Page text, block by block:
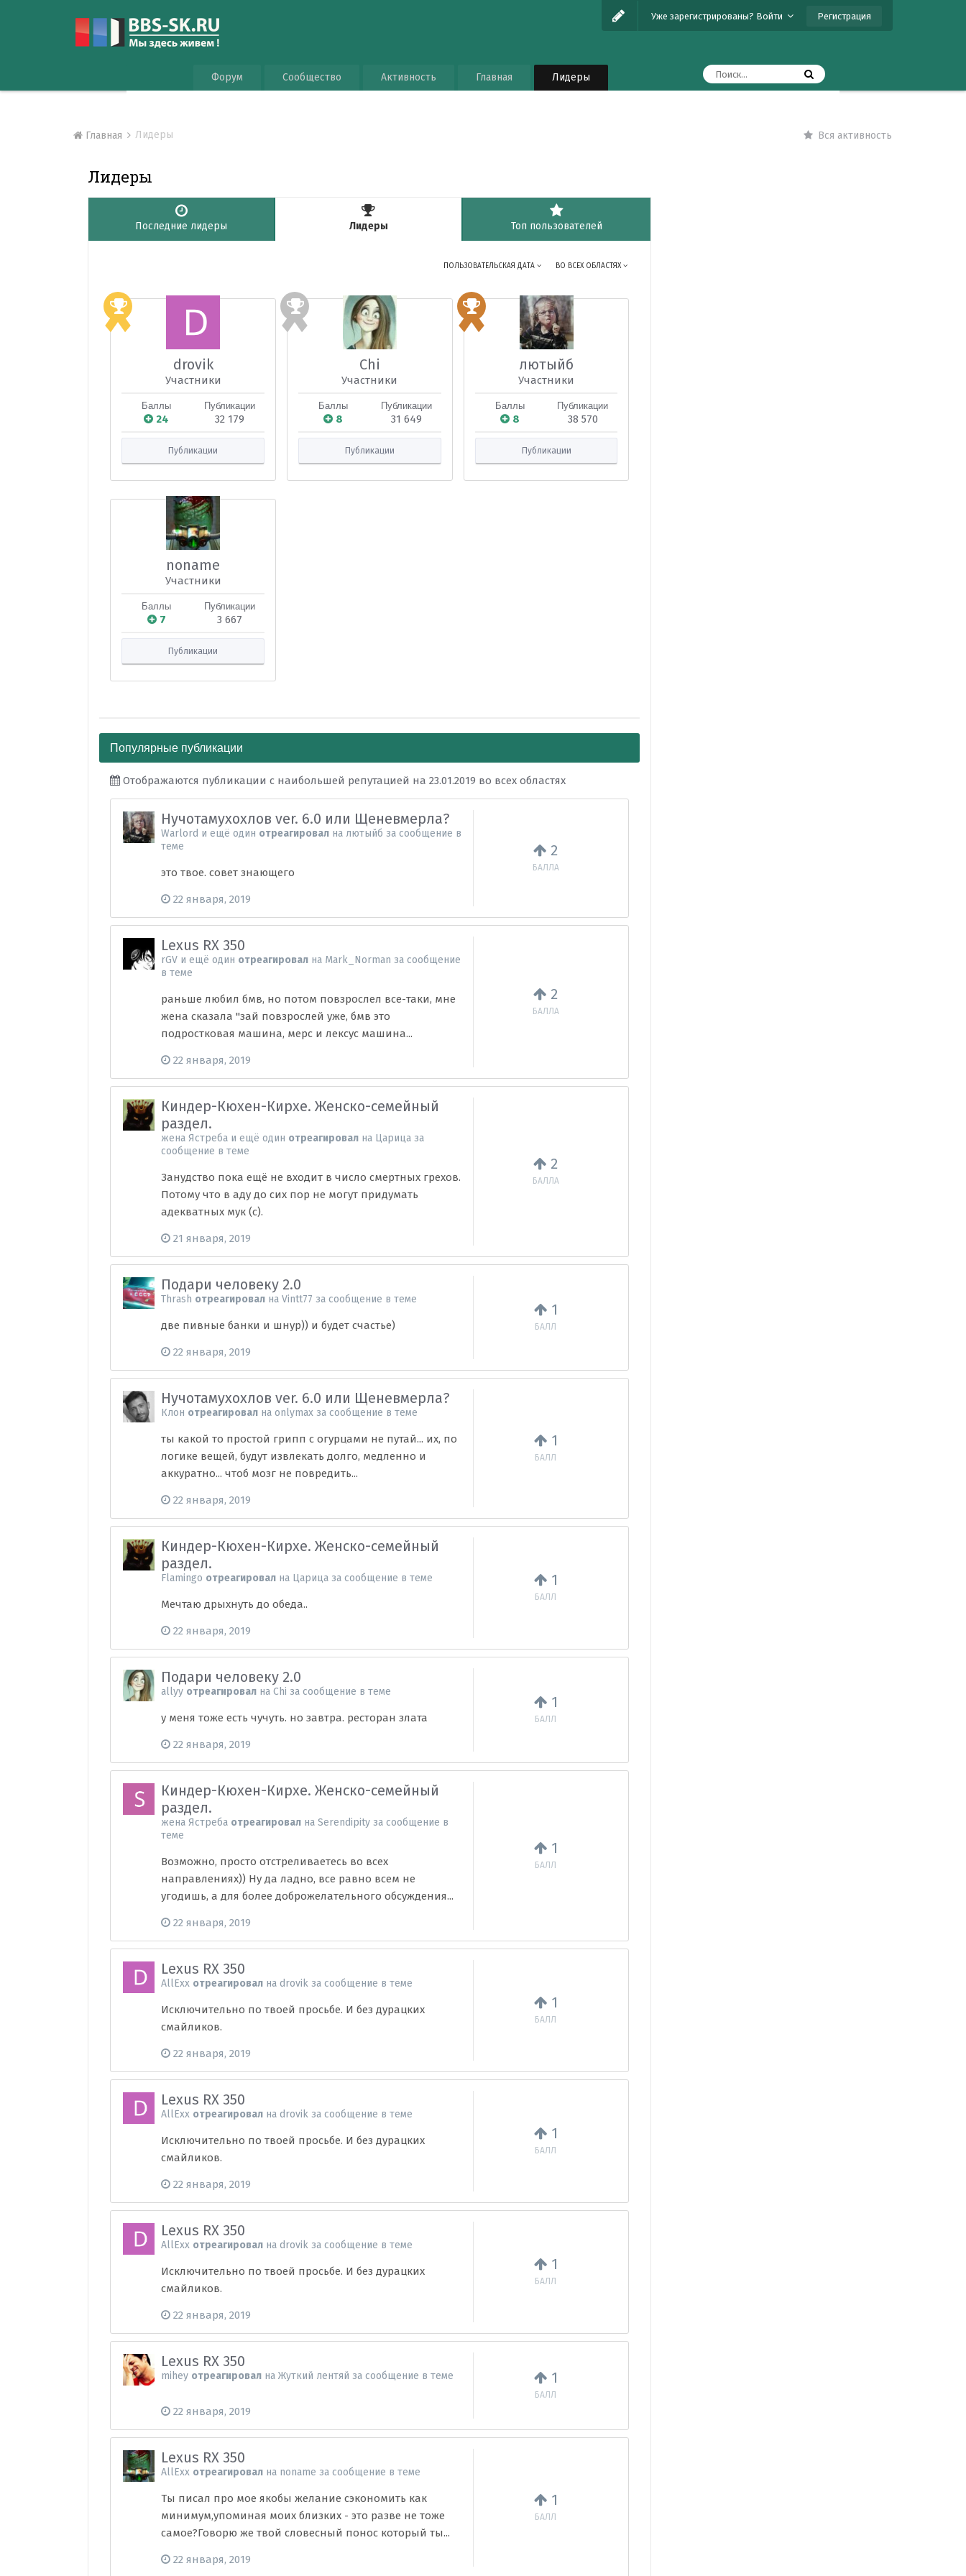
Уже зарегистрированы? Войти Регистрация
Форум Сообщество Активность Главная Лидеры
Вся активность
Главная Лидеры
Лидеры
Последние лидеры Лидеры Топ пользователей
ВО ВСЕХ ОБЛАСТЯХ
ПОЛЬЗОВАТЕЛЬСКАЯ ДАТА
drovik
Участники
Баллы
24
Публикации
32 179
Публикации
Chi
Участники
Баллы
8
Публикации
31 649
Публикации
лютыйб
Участники
Баллы
8
Публикации
38 570
Публикации
noname
Участники
Баллы
7
Публикации
3 667
Публикации
Популярные публикации
Отображаются публикации с наибольшей репутацией на 23.01.2019 во всех областях
2
БАЛЛА
Нучотамухохлов ver. 6.0 или Щеневмерла?
Warlord иещё один отреагировал на лютыйб за сообщение в
теме
это твое. совет знающего
22 января, 2019
2
БАЛЛА
Lexus RX 350
rGV иещё один отреагировал на Mark_Norman за сообщение
в теме
раньше любил бмв, но потом повзрослел все-таки, мне
жена сказала "зай повзрослей уже, бмв это
подростковая машина, мерс и лексус машина...
22 января, 2019
2
БАЛЛА
Киндер-Кюхен-Кирхе. Женско-семейный
раздел.
жена Ястреба иещё один отреагировал на Царица за
сообщение в теме
Занудство пока ещё не входит в число смертных грехов.
Потому что в аду до сих пор не могут придумать
адекватных мук (с).
21 января, 2019
1
БАЛЛ
Подари человеку 2.0
Thrash отреагировал наVintt77 за сообщение в теме
две пивные банки и шнур)) и будет счастье)
22 января, 2019
1
БАЛЛ
Нучотамухохлов ver. 6.0 или Щеневмерла?
Клон отреагировал наonlymax за сообщение в теме
ты какой то простой грипп с огурцами не путай... их, по
логике вещей, будут извлекать долго, медленно и
аккуратно... чтоб мозг не повредить...
22 января, 2019
1
БАЛЛ
Киндер-Кюхен-Кирхе. Женско-семейный
раздел.
Flamingo отреагировал на Царица за сообщение в теме
Мечтаю дрыхнуть до обеда..
22 января, 2019
1
БАЛЛ
Подари человеку 2.0
allyy отреагировал наChi за сообщение в теме
у меня тоже есть чучуть. но завтра. ресторан злата
22 января, 2019
1
БАЛЛ
Киндер-Кюхен-Кирхе. Женско-семейный
раздел.
жена Ястреба отреагировал наSerendipity за сообщение в
теме
Возможно, просто отстреливаетесь во всех
направлениях)) Ну да ладно, все равно всем не
угодишь, а для более доброжелательного обсуждения...
22 января, 2019
1
БАЛЛ
Lexus RX 350
AllExx отреагировал наdrovik за сообщение в теме
Исключительно по твоей просьбе. И без дурацких
смайликов.
22 января, 2019
1
БАЛЛ
Lexus RX 350
AllExx отреагировал наdrovik за сообщение в теме
Исключительно по твоей просьбе. И без дурацких
смайликов.
22 января, 2019
1
БАЛЛ
Lexus RX 350
AllExx отреагировал наdrovik за сообщение в теме
Исключительно по твоей просьбе. И без дурацких
смайликов.
22 января, 2019
1
БАЛЛ
Lexus RX 350
mihey отреагировал наЖуткий лентяй за сообщение в теме
22 января, 2019
1
БАЛЛ
Lexus RX 350
AllExx отреагировал на noname за сообщение в теме
Ты писал про мое якобы желание сэкономить как
минимум,упоминая моих близких - это разве не тоже
самое?Говорю же твой словесный понос который ты...
22 января, 2019